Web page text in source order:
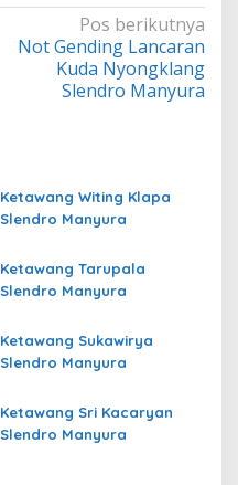
Pos berikutnya
Not Gending Lancaran
Kuda Nyongklang
Slendro Manyura
Ketawang Witing Klapa
Slendro Manyura
Ketawang Tarupala
Slendro Manyura
Ketawang Sukawirya
Slendro Manyura
Ketawang Sri Kacaryan
Slendro Manyura